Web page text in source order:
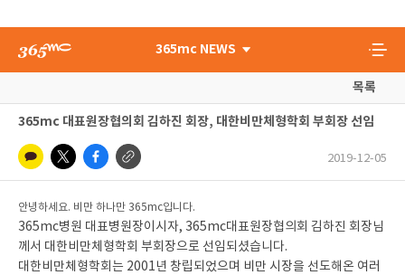
365mc NEWS
목록
365mc 대표원장협의회 김하진 회장, 대한비만체형학회 부회장 선임
2019-12-05
안녕하세요. 비만 하나만 365mc입니다.
365mc병원 대표병원장이시자, 365mc대표원장협의회 김하진 회장님
께서 대한비만체형학회 부회장으로 선임되셨습니다.
대한비만체형학회는 2001년 창립되었으며 비만 시장을 선도해온 여러